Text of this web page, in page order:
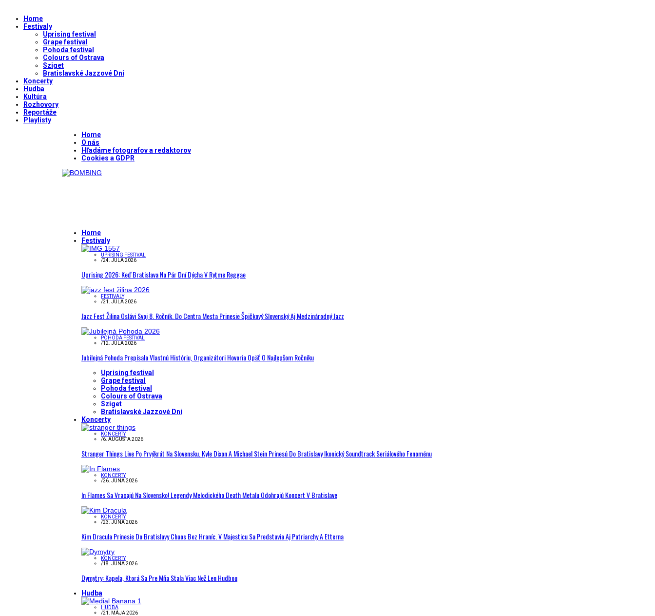
Home
Festivaly
Uprising festival
Grape festival
Pohoda festival
Colours of Ostrava
Sziget
Bratislavské Jazzové Dni
Koncerty
Hudba
Kultúra
Rozhovory
Reportáže
Playlisty
Home
O nás
Hľadáme fotografov a redaktorov
Cookies a GDPR
Home
Festivaly
UPRISING FESTIVAL
/24. JÚLA 2026
Uprising 2026: Keď Bratislava Na Pár Dní Dýcha V Rytme Reggae
FESTIVALY
/21. JÚLA 2026
Jazz Fest Žilina Oslávi Svoj 8. Ročník. Do Centra Mesta Prinesie Špičkový Slovenský Aj Medzinárodný Jazz
POHODA FESTIVAL
/12. JÚLA 2026
Jubilejná Pohoda Prepísala Vlastnú Históriu, Organizátori Hovoria Opäť O Najlepšom Ročníku
Uprising festival
Grape festival
Pohoda festival
Colours of Ostrava
Sziget
Bratislavské Jazzové Dni
Koncerty
KONCERTY
/6. AUGUSTA 2026
Stranger Things Live Po Prvýkrát Na Slovensku. Kyle Dixon A Michael Stein Prinesú Do Bratislavy Ikonický Soundtrack Seriálového Fenoménu
KONCERTY
/26. JÚNA 2026
In Flames Sa Vracajú Na Slovensko! Legendy Melodického Death Metalu Odohrajú Koncert V Bratislave
KONCERTY
/23. JÚNA 2026
Kim Dracula Prinesie Do Bratislavy Chaos Bez Hraníc. V Majesticu Sa Predstavia Aj Patriarchy A Etterna
KONCERTY
/18. JÚNA 2026
Dymytry: Kapela, Ktorá Sa Pre Mňa Stala Viac Než Len Hudbou
Hudba
HUDBA
/21. MÁJA 2026